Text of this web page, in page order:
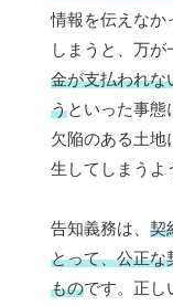
情報を伝えなか
しまうと、万が
金が支払われな
うといった事
欠陥のある土地
生してしまうよ
告知義務は、 契
とって、公正な
ものです。正し